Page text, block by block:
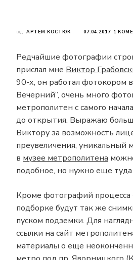
від АРТЕМ КОСТЮК 07.04.2017 1
Редчайшие фотографии
прислал мне Виктор
90-х, он работал фотокором
Вечерний”, очень много
метрополитен с самого
до открытия. Выражаю
Виктору за возможность
преувеличения, уникальный
в музее метрополитена
подобное, но нужно еще туда
Кроме фотографий процесса
подборке будут так же
пуском подземки. Для
ссылки на сайт
материалы о еще